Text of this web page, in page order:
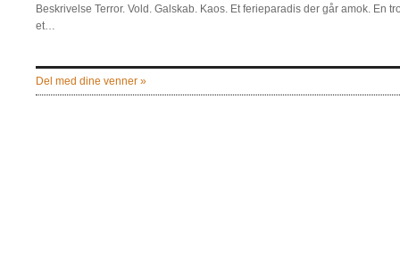
Beskrivelse Terror. Vold. Galskab. Kaos. Et ferieparadis der går amok. En
et…
Del med dine venner »